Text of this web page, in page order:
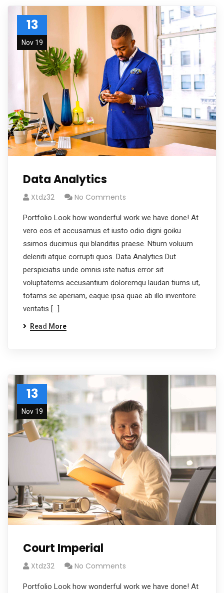
13
Nov 19
Data Analytics
Xtdz32 No Comments
Portfolio Look how wonderful work we have done! At
vero eos et accusamus et iusto odio digni goiku
ssimos ducimus qui blanditiis praese. Ntium voluum
deleniti atque corrupti quos. Data Analytics Dut
perspiciatis unde omnis iste natus error sit
voluptatems accusantium doloremqu laudan tiums ut,
totams se aperiam, eaque ipsa quae ab illo inventore
veritatis […]
Read More
13
Nov 19
Court Imperial
Xtdz32 No Comments
Portfolio Look how wonderful work we have done! At